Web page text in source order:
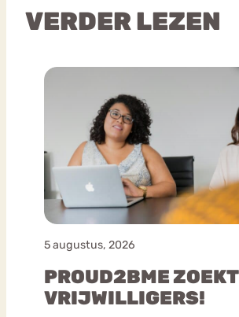
VERDER LEZEN
5 augustus, 2026
PROUD2BME ZOEKT
VRIJWILLIGERS!